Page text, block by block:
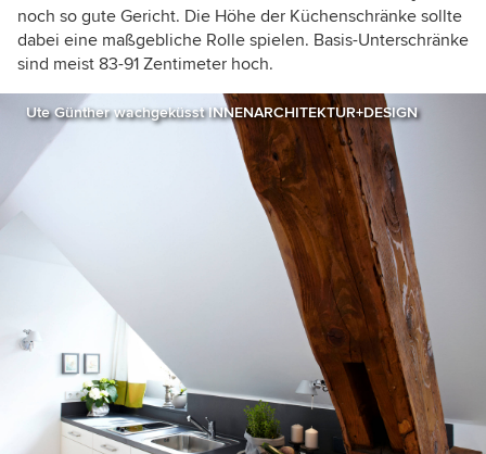
noch so gute Gericht. Die Höhe der Küchenschränke sollte
dabei eine maßgebliche Rolle spielen. Basis-Unterschränke
sind meist 83-91 Zentimeter hoch.
Ute Günther wachgeküsst INNENARCHITEKTUR+DESIGN